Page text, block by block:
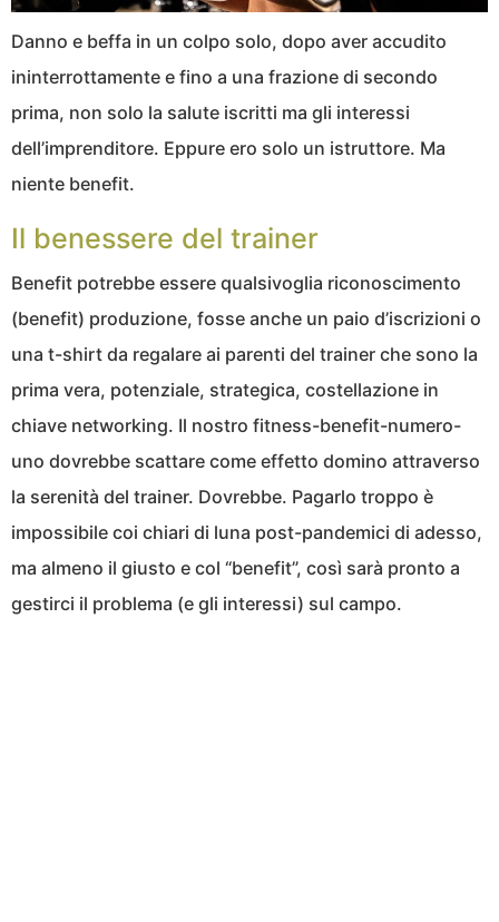
Danno e beffa in un colpo solo, dopo aver accudito
ininterrottamente e fino a una frazione di secondo
prima, non solo la salute iscritti ma gli interessi
dell’imprenditore. Eppure ero solo un istruttore. Ma
niente benefit.
Il benessere del trainer
Benefit potrebbe essere qualsivoglia riconoscimento
(benefit) produzione, fosse anche un paio d’iscrizioni o
una t-shirt da regalare ai parenti del trainer che sono la
prima vera, potenziale, strategica, costellazione in
chiave networking. Il nostro fitness-benefit-numero-
uno dovrebbe scattare come effetto domino attraverso
la serenità del trainer. Dovrebbe. Pagarlo troppo è
impossibile coi chiari di luna post-pandemici di adesso,
ma almeno il giusto e col “benefit”, così sarà pronto a
gestirci il problema (e gli interessi) sul campo.